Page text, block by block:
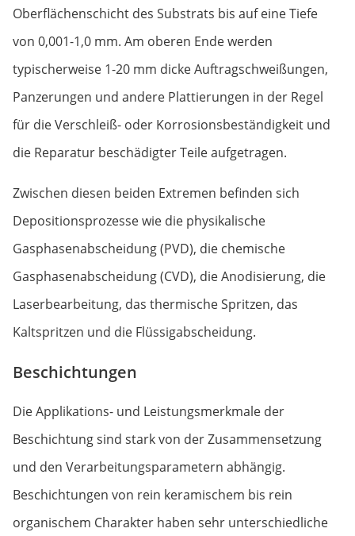
Oberflächenschicht des Substrats bis auf eine Tiefe
von 0,001-1,0 mm. Am oberen Ende werden
typischerweise 1-20 mm dicke Auftragschweißungen,
Panzerungen und andere Plattierungen in der Regel
für die Verschleiß- oder Korrosionsbeständigkeit und
die Reparatur beschädigter Teile aufgetragen.
Zwischen diesen beiden Extremen befinden sich
Depositionsprozesse wie die physikalische
Gasphasenabscheidung (PVD), die chemische
Gasphasenabscheidung (CVD), die Anodisierung, die
Laserbearbeitung, das thermische Spritzen, das
Kaltspritzen und die Flüssigabscheidung.
Beschichtungen
Die Applikations- und Leistungsmerkmale der
Beschichtung sind stark von der Zusammensetzung
und den Verarbeitungsparametern abhängig.
Beschichtungen von rein keramischem bis rein
organischem Charakter haben sehr unterschiedliche